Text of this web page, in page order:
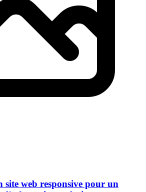
site web responsive pour un